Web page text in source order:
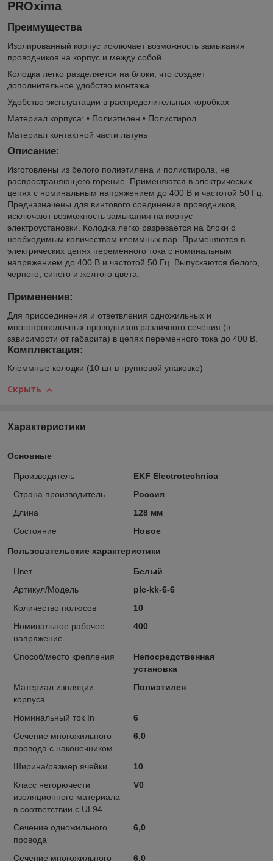
PROxima
Преимущества
Изолированный корпус исключает возможность замыкания
проводников на корпус и между собой
Колодка легко разделяется на блоки, что создает
дополнительное удобство монтажа
Удобство эксплуатации в распределительных коробках
Материал корпуса: • Полиэтилен • Полистирол
Материал контактной части латунь
Описание:
Изготовлены из белого полиэтилена и полистирола, не
распространяющего горение. Применяются в электрических
цепях с номинальным напряжением до 400 В и частотой 50 Гц.
Предназначены для винтового соединения проводников,
исключают возможность замыкания на корпус
электроустановки. Колодка легко разрезается на блоки с
необходимым количеством клеммных пар. Применяются в
электрических цепях переменного тока с номинальным
напряжением до 400 В и частотой 50 Гц. Выпускаются белого,
черного, синего и желтого цвета.
Применение:
Для присоединения и ответвления одножильных и
многопроволочных проводников различного сечения (в
зависимости от габарита) в цепях переменного тока до 400 В.
Комплектация:
Клеммные колодки (10 шт в групповой упаковке)
Скрыть
Характеристики
Основные
Производитель
EKF Electrotechnica
Страна производитель
Россия
Длина
128 мм
Состояние
Новое
Пользовательские характеристики
Цвет
Белый
Артикул/Модель
plc-kk-6-6
Количество полюсов
10
Номинальное рабочее
напряжение
400
Способ/место крепления
Непосредственная
установка
Материал изоляции
корпуса
Полиэтилен
Номинальный ток In
6
Сечение многожильного
провода с наконечником
6,0
Ширина/размер ячейки
10
Класс негорючести
изоляционного материала
в соответствии с UL94
V0
Сечение одножильного
провода
6,0
Сечение многожильного 6,0